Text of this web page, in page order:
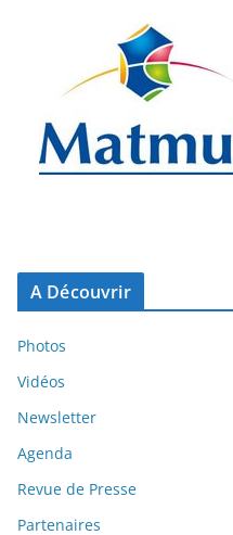
A Découvrir
Photos
Vidéos
Newsletter
Agenda
Revue de Presse
Partenaires